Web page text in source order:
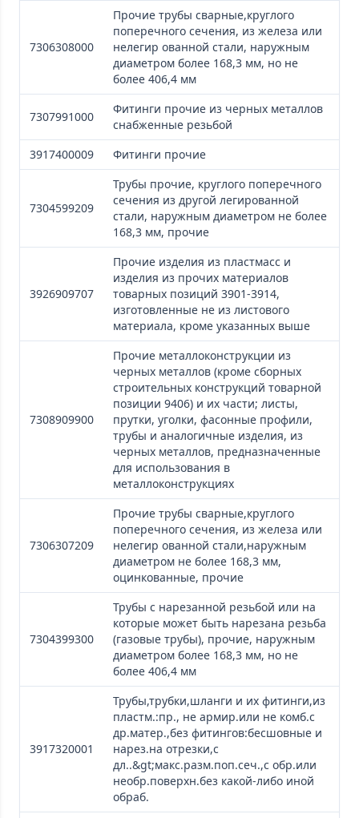
7306308000
Прочие трубы сварные,круглого
поперечного сечения, из железа или
нелегир ованной стали, наружным
диаметром более 168,3 мм, но не
более 406,4 мм
7307991000
Фитинги прочие из черных металлов
снабженные резьбой
3917400009
Фитинги прочие
7304599209
Трубы прочие, круглого поперечного
сечения из другой легированной
стали, наружным диаметром не более
168,3 мм, прочие
3926909707
Прочие изделия из пластмасс и
изделия из прочих материалов
товарных позиций 3901-3914,
изготовленные не из листового
материала, кроме указанных выше
7308909900
Прочие металлоконструкции из
черных металлов (кроме сборных
строительных конструкций товарной
позиции 9406) и их части; листы,
прутки, уголки, фасонные профили,
трубы и аналогичные изделия, из
черных металлов, предназначенные
для использования в
металлоконструкциях
7306307209
Прочие трубы сварные,круглого
поперечного сечения, из железа или
нелегир ованной стали,наружным
диаметром не более 168,3 мм,
оцинкованные, прочие
7304399300
Трубы с нарезанной резьбой или на
которые может быть нарезана резьба
(газовые трубы), прочие, наружным
диаметром более 168,3 мм, но не
более 406,4 мм
3917320001
Трубы,трубки,шланги и их фитинги,из
пластм.:пр., не армир.или не комб.с
др.матер.,без фитингов:бесшовные и
нарез.на отрезки,с
дл..&gt;макс.разм.поп.сеч.,с обр.или
необр.поверхн.без какой-либо иной
обраб.